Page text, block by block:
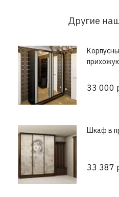
Другие
33 000
Шкаф в
33 387